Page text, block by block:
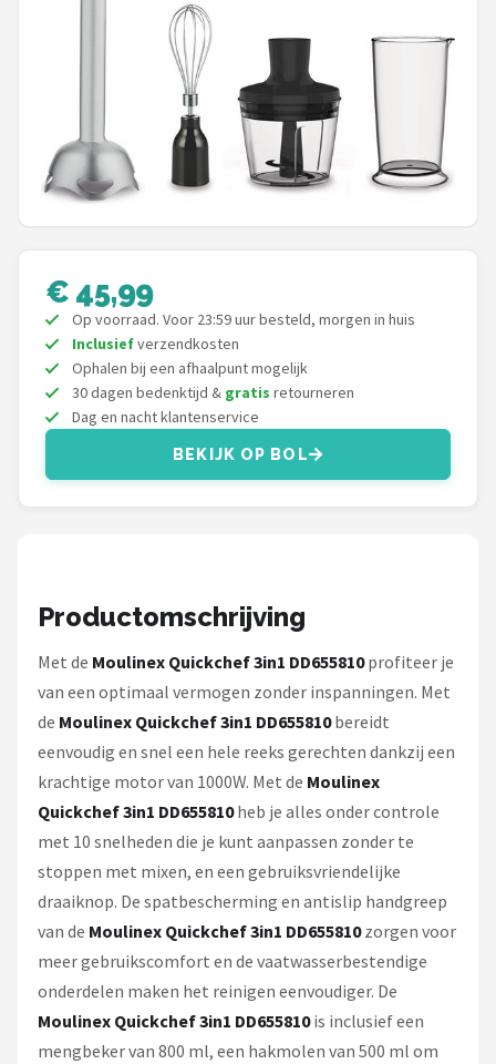
Magimix
Bartscher
Nutribullet
KitchenBrothers
Philips
€ 45,99
Op voorraad. Voor 23:59 uur besteld, morgen in huis
Inclusiefverzendkosten
Ophalen bij een afhaalpunt mogelijk
30 dagen bedenktijd & gratis retourneren
Dag en nacht klantenservice
BEKIJK OP BOL
Productomschrijving
Met de Moulinex Quickchef 3in1 DD655810profiteer je
van een optimaal vermogen zonder inspanningen. Met
de Moulinex Quickchef 3in1 DD655810bereidt
eenvoudig en snel een hele reeks gerechten dankzij een
krachtige motor van 1000W. Met de Moulinex
Quickchef 3in1 DD655810heb je alles onder controle
met 10 snelheden die je kunt aanpassen zonder te
stoppen met mixen, en een gebruiksvriendelijke
draaiknop. De spatbescherming en antislip handgreep
van de Moulinex Quickchef 3in1 DD655810zorgen voor
meer gebruikscomfort en de vaatwasserbestendige
onderdelen maken het reinigen eenvoudiger. De
Moulinex Quickchef 3in1 DD655810is inclusief een
mengbeker van 800 ml, een hakmolen van 500 ml om